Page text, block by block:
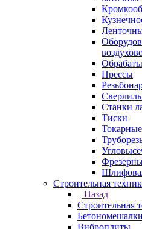
Прессы
Станки
Тиски
Строительная
Назад
Строительная
Бетономешалки
Виброплиты